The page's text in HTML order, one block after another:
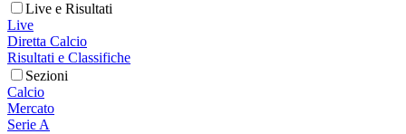
Live e Risultati
Live
Diretta Calcio
Risultati e Classifiche
Sezioni
Calcio
Mercato
Serie A